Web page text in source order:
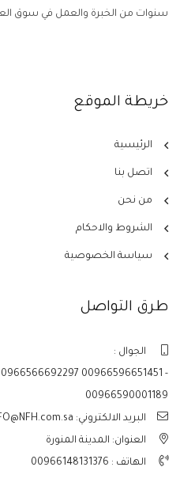
سنوات من الخبرة والعمل في سوق
خريطة الموقع
الرئيسية
اتصل بنا
من نحن
الشروط والاحكام
سياسة الخصوصية
طرق التواصل
الجوال :
00966596651451 -
00966590001189
البريد الالكتروني: INFO@NFH.com.sa
العنوان: المدينة المنورة
الهاتف : 00966148131376